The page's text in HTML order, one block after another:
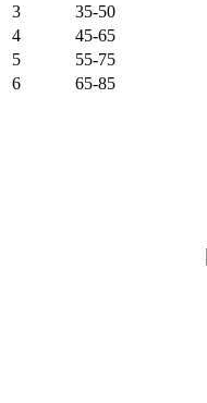
3
35-50
4
45-65
5
55-75
6
65-85